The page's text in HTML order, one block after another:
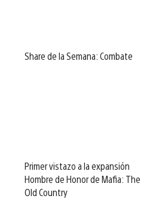
Share de la Semana: Combate
Primer vistazo a la expansión
Hombre de Honor de Mafia: The
Old Country